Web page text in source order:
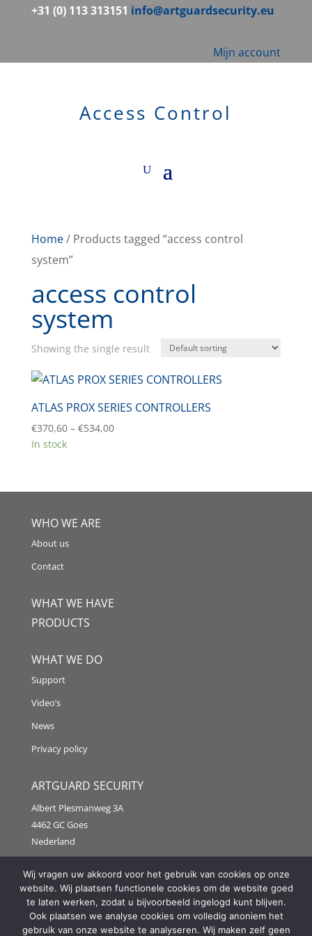
+31 (0) 113 313151 info@artguardsecurity.eu
Mijn account
Access Control
Home/ Products tagged “access control
system”
access control
system
Showing the single result
ATLAS PROX SERIES CONTROLLERS
€370,60 – €534,00Price
€534,00
In stock
WHO WE ARE
About us
Contact
WHAT WE HAVE
PRODUCTS
WHAT WE DO
Support
Video’s
News
Privacy policy
ARTGUARD SECURITY
Albert Plesmanweg 3A
4462 GC Goes
Nederland
Tel: +31 (0) 113 313151
E-mail:info@artguardsecurity.eu
Wij vragen uw akkoord voor het gebruik van cookies op onze
website. Wij plaatsen functionele cookies om de website goed
te laten werken, zodat u bijvoorbeeld ingelogd kunt blijven.
Ook plaatsen we analyse cookies om volledig anoniem het
gebruik van onze website te analyseren. Wij maken zelf geen